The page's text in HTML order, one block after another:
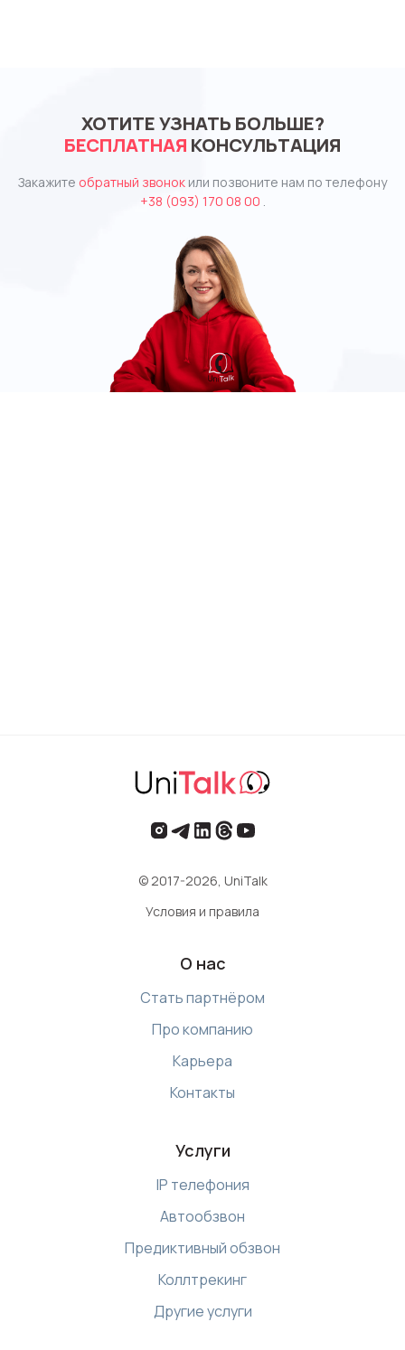
ХОТИТЕ УЗНАТЬ БОЛЬШЕ?
БЕСПЛАТНАЯ КОНСУЛЬТАЦИЯ
Закажите обратный звонок или позвоните нам по телефону
+38 (093) 170 08 00
© 2017-2026, UniTalk
Условия и правила
О нас
Стать партнёром
Про компанию
Карьера
Контакты
Услуги
IP телефония
Автообзвон
Предиктивный обзвон
Коллтрекинг
Другие услуги